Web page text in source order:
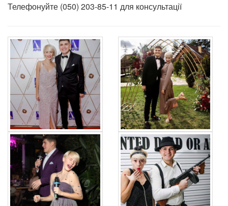
Телефонуйте (050) 203-85-11 для консультації